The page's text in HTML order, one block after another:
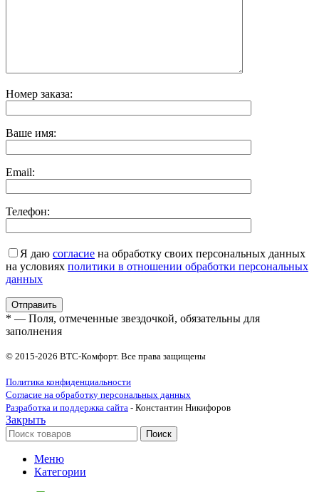
Номер заказа:
Ваше имя:
Email:
Телефон:
Я даю согласие на обработку своих персональных данных
на условиях политики в отношении обработки персональных
данных
* — Поля, отмеченные звездочкой, обязательны для
заполнения
© 2015-2026 ВТС-Комфорт. Все права защищены
Политика конфиденциальности
Согласие на обработку персональных данных
Разработка и поддержка сайта - Константин Никифоров
Закрыть
Поиск
Меню
Категории